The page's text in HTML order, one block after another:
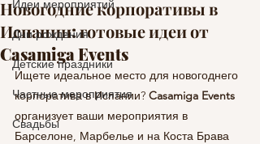
Идеи мероприятий
Дни рождения
Детские праздники
Частные мероприятия
Свадьбы
Новогодние корпоративы в
Испании: готовые идеи от
Casamiga Events
Ищете идеальное место для новогоднего
корпоратива в Испании? Casamiga Events
организует ваши мероприятия в
Барселоне, Марбелье и на Коста Брава